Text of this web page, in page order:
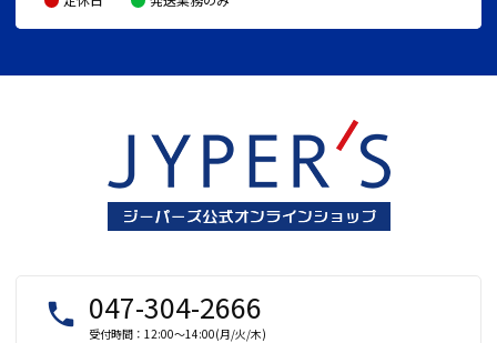
local_phone 047-304-2666
受付時間：12:00～14:00(月/火/木)